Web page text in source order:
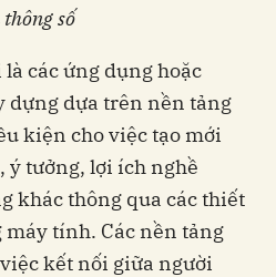
số
các ứng dụng hoặc
dựng dựa trên nền tảng
kiện cho việc tạo mới
ý tưởng, lợi ích nghề
khác thông qua các thiết
tính. Các nền tảng
kết nối giữa người